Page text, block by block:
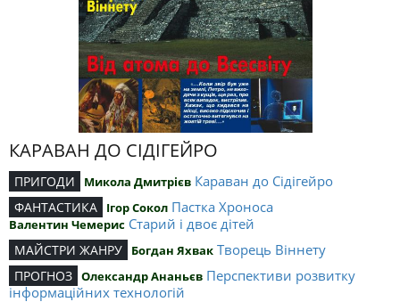
КАРАВАН ДО СІДІГЕЙРО
ПРИГОДИ Микола Дмитрієв Караван до Сідігейро
ФАНТАСТИКА Ігор Сокол Пастка Хроноса
Валентин Чемерис Старий і двоє дітей
МАЙСТРИ ЖАНРУ Богдан Яхвак Творець Віннету
ПРОГНОЗ Олександр Ананьєв Перспективи розвитку
інформаційних технологій